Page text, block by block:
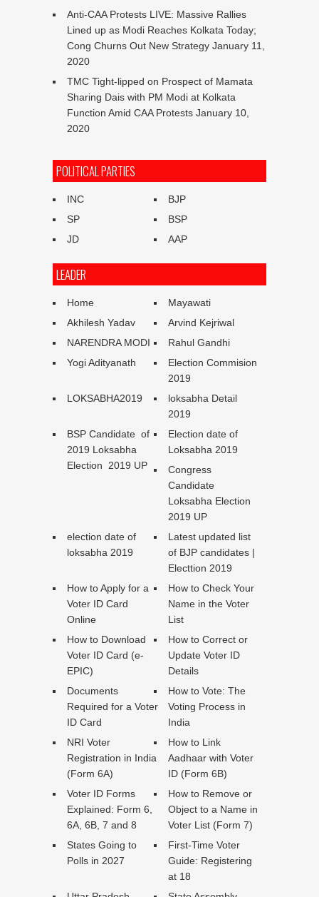
Anti-CAA Protests LIVE: Massive Rallies
Lined up as Modi Reaches Kolkata Today;
Cong Churns Out New Strategy January 11,
2020
TMC Tight-lipped on Prospect of Mamata
Sharing Dais with PM Modi at Kolkata
Function Amid CAA Protests January 10,
2020
POLITICAL PARTIES
INC
BJP
SP
BSP
JD
AAP
LEADER
Home
Mayawati
Akhilesh Yadav
Arvind Kejriwal
NARENDRA MODI
Rahul Gandhi
Yogi Adityanath
Election Commision
2019
LOKSABHA2019
loksabha Detail
2019
BSP Candidate of
2019 Loksabha
Election 2019 UP
Election date of
Loksabha 2019
Congress
Candidate
Loksabha Election
2019 UP
election date of
loksabha 2019
Latest updated list
of BJP candidates |
Electtion 2019
How to Apply for a
Voter ID Card
Online
How to Check Your
Name in the Voter
List
How to Download
Voter ID Card (e-
EPIC)
How to Correct or
Update Voter ID
Details
Documents
Required for a Voter
ID Card
How to Vote: The
Voting Process in
India
NRI Voter
Registration in India
(Form 6A)
How to Link
Aadhaar with Voter
ID (Form 6B)
Voter ID Forms
Explained: Form 6,
6A, 6B, 7 and 8
How to Remove or
Object to a Name in
Voter List (Form 7)
States Going to
Polls in 2027
First-Time Voter
Guide: Registering
at 18